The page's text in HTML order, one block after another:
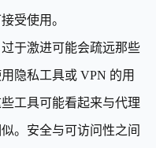
受使用。
于激进可能会疏远那些
隐私工具或 VPN 的用
工具可能看起来与代理
。安全与可访问性之间